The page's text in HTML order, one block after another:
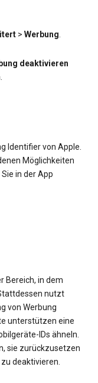
> Werbung.
deaktivieren
Identifier von Apple.
Möglichkeiten
in der App
Bereich, in dem
nutzt
von Werbung
unterstützen eine
IDs ähneln.
sie zurückzusetzen
deaktivieren.